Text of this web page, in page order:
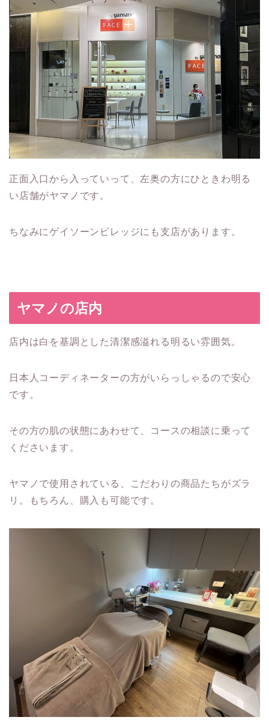
正面入口から入っていって、左奥の方にひときわ明る
い店舗がヤマノです。
ちなみにゲイソーンビレッジにも支店があります。
ヤマノの店内
店内は白を基調とした清潔感溢れる明るい雰囲気。
日本人コーディネーターの方がいらっしゃるので安心
です。
その方の肌の状態にあわせて、コースの相談に乗って
くださいます。
ヤマノで使用されている、こだわりの商品たちがズラ
リ。もちろん、購入も可能です。